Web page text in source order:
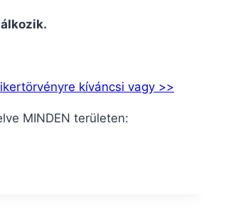
kíváncsi vagy >>
MINDEN területen: